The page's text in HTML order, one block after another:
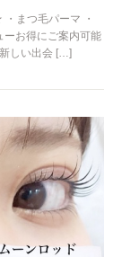
まつ毛パーマ ・
ーお得にご案内可能
しい出会 […]